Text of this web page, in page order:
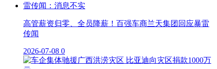
高管薪资归零、全员降薪！百强车商兰天集团回应暴雷
传闻
2026-07-08 0